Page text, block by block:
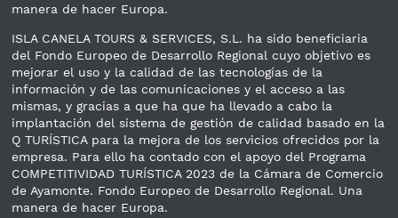
manera de hacer Europa.
ISLA CANELA TOURS & SERVICES, S.L. ha sido beneficiaria
del Fondo Europeo de Desarrollo Regional cuyo objetivo es
mejorar el uso y la calidad de las tecnologías de la
información y de las comunicaciones y el acceso a las
mismas, y gracias a que ha que ha llevado a cabo la
implantación del sistema de gestión de calidad basado en la
Q TURÍSTICA para la mejora de los servicios ofrecidos por la
empresa. Para ello ha contado con el apoyo del Programa
COMPETITIVIDAD TURÍSTICA 2023 de la Cámara de Comercio
de Ayamonte. Fondo Europeo de Desarrollo Regional. Una
manera de hacer Europa.